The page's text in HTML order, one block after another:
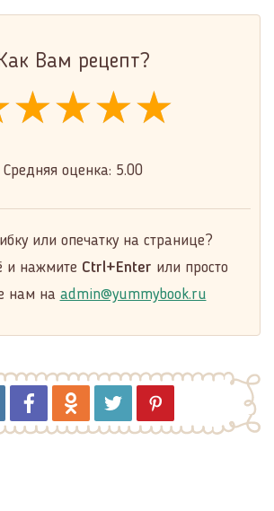
Вам рецепт?
Средняя оценка: 5.00
или опечатку на странице?
и нажмите Ctrl+Enter или просто
нам на admin@yummybook.ru